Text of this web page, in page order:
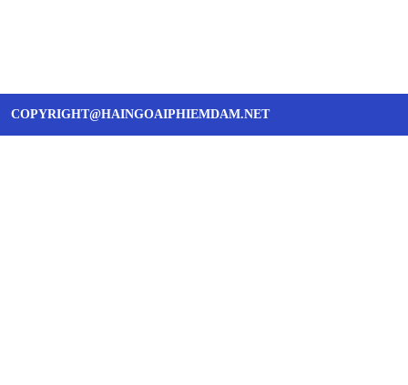
COPYRIGHT@HAINGOAIPHIEMDAM.NET